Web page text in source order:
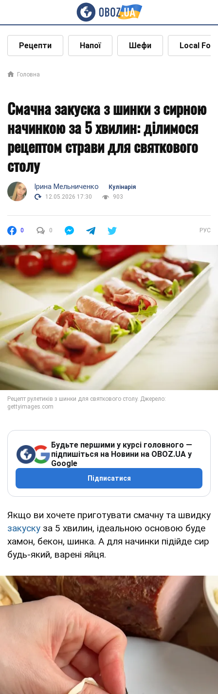
Рецепти Напої Шефи Local
Головна
Смачна закуска з шинки з сирною
начинкою за 5 хвилин: ділимося
рецептом страви для святкового
столу
Ірина Мельниченко
Кулінарія
12.05.2026 17:30
903
0 0 РУС
Будьте першими у курсі головного —
підпишіться на Новини на OBOZ.UA у
Google
Підписатися
Якщо ви хочете приготувати смачну та швидку
закуску за 5 хвилин, ідеальною основою буде
хамон, бекон, шинка. А для начинки підійде сир
будь-який, варені яйця.